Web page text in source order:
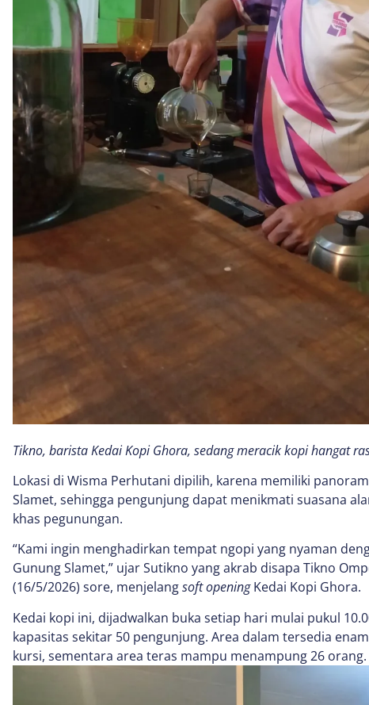
Tikno, barista Kedai Kopi Ghora, sedang meracik kopi hangat
Lokasi di Wisma Perhutani dipilih, karena memiliki
Slamet, sehingga pengunjung dapat menikmati suasana
khas pegunungan.
“Kami ingin menghadirkan tempat ngopi yang nyaman
Gunung Slamet,” ujar Sutikno yang akrab disapa Tikno
(16/5/2026) sore, menjelangsoft openingKedai Kopi Ghora.
Kedai kopi ini, dijadwalkan buka setiap hari mulai pukul
kapasitas sekitar 50 pengunjung. Area dalam tersedia
kursi, sementara area teras mampu menampung 26 orang.